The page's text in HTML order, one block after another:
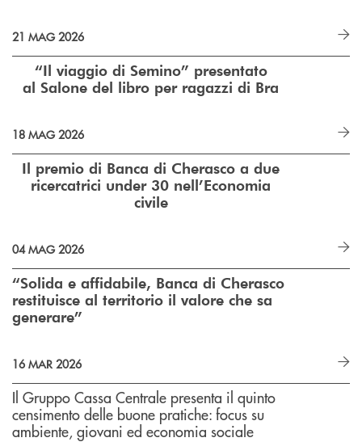
21 MAG 2026
“Il viaggio di Semino” presentato
al Salone del libro per ragazzi di Bra
18 MAG 2026
Il premio di Banca di Cherasco a due
ricercatrici under 30 nell’Economia
civile
04 MAG 2026
“Solida e affidabile, Banca di Cherasco
restituisce al territorio il valore che sa
generare”
16 MAR 2026
Il Gruppo Cassa Centrale presenta il quinto
censimento delle buone pratiche: focus su
ambiente, giovani ed economia sociale